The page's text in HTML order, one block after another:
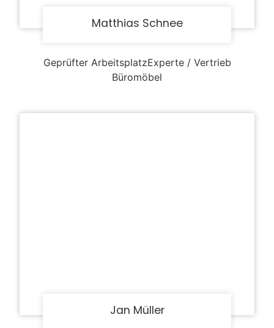
Matthias Schnee
Geprüfter ArbeitsplatzExperte / Vertrieb
Büromöbel
Jan Müller